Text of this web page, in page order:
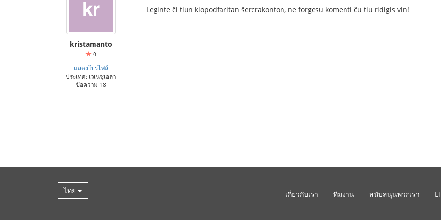
kristamanto
0
แสดงโปรไฟล์
ประเทศ: เวเนซุเอลา
ข้อความ 18
Leginte ĉi tiun klopodfaritan ŝercrakonton, ne forgesu komenti ĉu tiu ridigis vin!
ไทย เกี่ยวกับเรา ทีมงาน สนับสนุนพวกเรา